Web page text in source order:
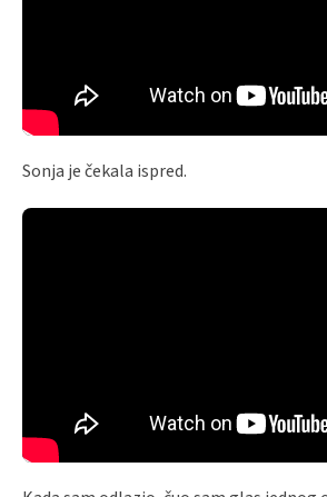
Sonja je čekala ispred.